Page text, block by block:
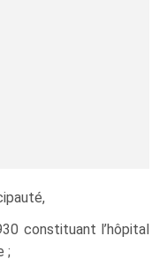
constituant l’hôpital
;